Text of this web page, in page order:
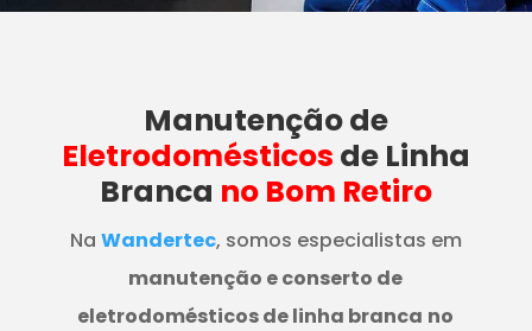
Manutençãode
Eletrodomésticos de Linha
Branca no Bom Retiro
Na Wandertec, somos especialistas em
manutenção e conserto de
eletrodomésticos de linha branca no